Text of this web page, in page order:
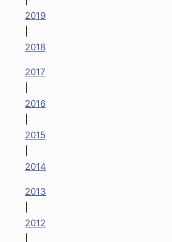
2019
2018
2017
2016
2015
2014
2013
2012